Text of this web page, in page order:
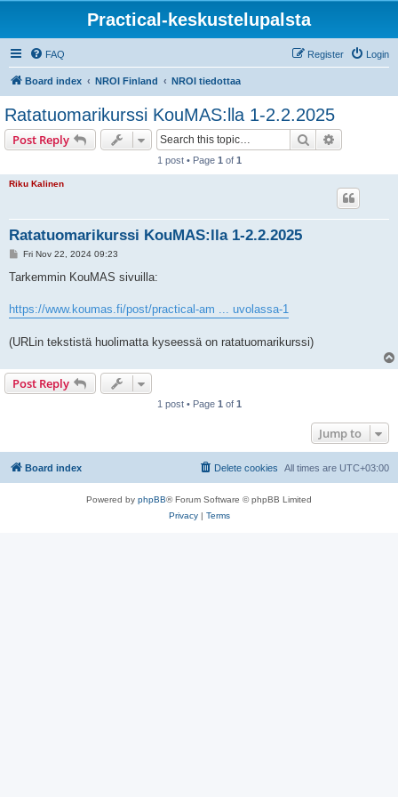
Practical-keskustelupalsta
FAQ Login
Register
Board index NROI Finland NROI tiedottaa
Ratatuomarikurssi KouMAS:lla 1-2.2.2025
Post Reply Search
1 post • Page 1 of 1
Riku Kalinen
Ratatuomarikurssi KouMAS:lla 1-2.2.2025
P
s
Fri Nov 22, 2024 09:23
Tarkemmin KouMAS sivuilla:
https://www.koumas.fi/post/practical-am ... uvolassa-1
(URLin tekstistä huolimatta kyseessä on ratatuomarikurssi)
Post Reply
1 post • Page 1 of 1
Jump to
Board index All times are UTC+03:00
Delete cookies
Powered by phpBB® Forum Software © phpBB Limited
Privacy| Terms